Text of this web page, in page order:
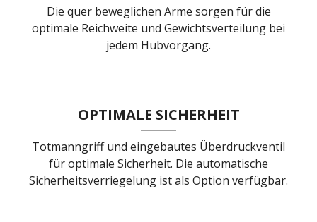
Die quer beweglichen Arme sorgen für die
optimale Reichweite und Gewichtsverteilung bei
jedem Hubvorgang.
OPTIMALE SICHERHEIT
Totmanngriff und eingebautes Überdruckventil
für optimale Sicherheit. Die automatische
Sicherheitsverriegelung ist als Option verfügbar.